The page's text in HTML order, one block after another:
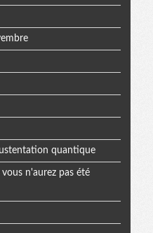
quantique
n'aurez pas été